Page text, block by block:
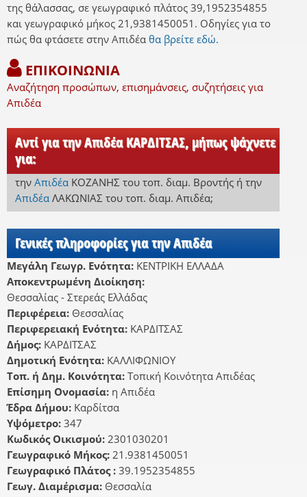
της θάλασσας, σε γεωγραφικό πλάτος 39,1952354855
και γεωγραφικό μήκος 21,9381450051. Οδηγίες για το
πώς θα φτάσετε στην Απιδέα θα βρείτε εδώ.
ΕΠΙΚΟΙΝΩΝΙΑ
Αναζήτηση προσώπων, επισημάνσεις, συζητήσεις για
Απιδέα
Αντί για την Απιδέα ΚΑΡΔΙΤΣΑΣ, μήπως ψάχνετε
για:
την Απιδέα ΚΟΖΑΝΗΣ του τοπ. διαμ. Βροντήςή την
Απιδέα ΛΑΚΩΝΙΑΣ του τοπ. διαμ. Απιδέα;
Γενικές πληροφορίες για την Απιδέα
Μεγάλη Γεωγρ. Ενότητα: ΚΕΝΤΡΙΚΗ ΕΛΛΑΔΑ
Αποκεντρωμένη Διοίκηση:
Θεσσαλίας - Στερεάς Ελλάδας
Περιφέρεια: Θεσσαλίας
Περιφερειακή Ενότητα: ΚΑΡΔΙΤΣΑΣ
Δήμος: ΚΑΡΔΙΤΣΑΣ
Δημοτική Ενότητα: ΚΑΛΛΙΦΩΝΙΟΥ
Τοπ. ή Δημ. Κοινότητα: Τοπική Κοινότητα Απιδέας
Επίσημη Ονομασία: η Απιδέα
Έδρα Δήμου: Καρδίτσα
Υψόμετρο: 347
Κωδικός Οικισμού: 2301030201
Γεωγραφικό Μήκος: 21.9381450051
Γεωγραφικό Πλάτος : 39.1952354855
Γεωγ. Διαμέρισμα: Θεσσαλία